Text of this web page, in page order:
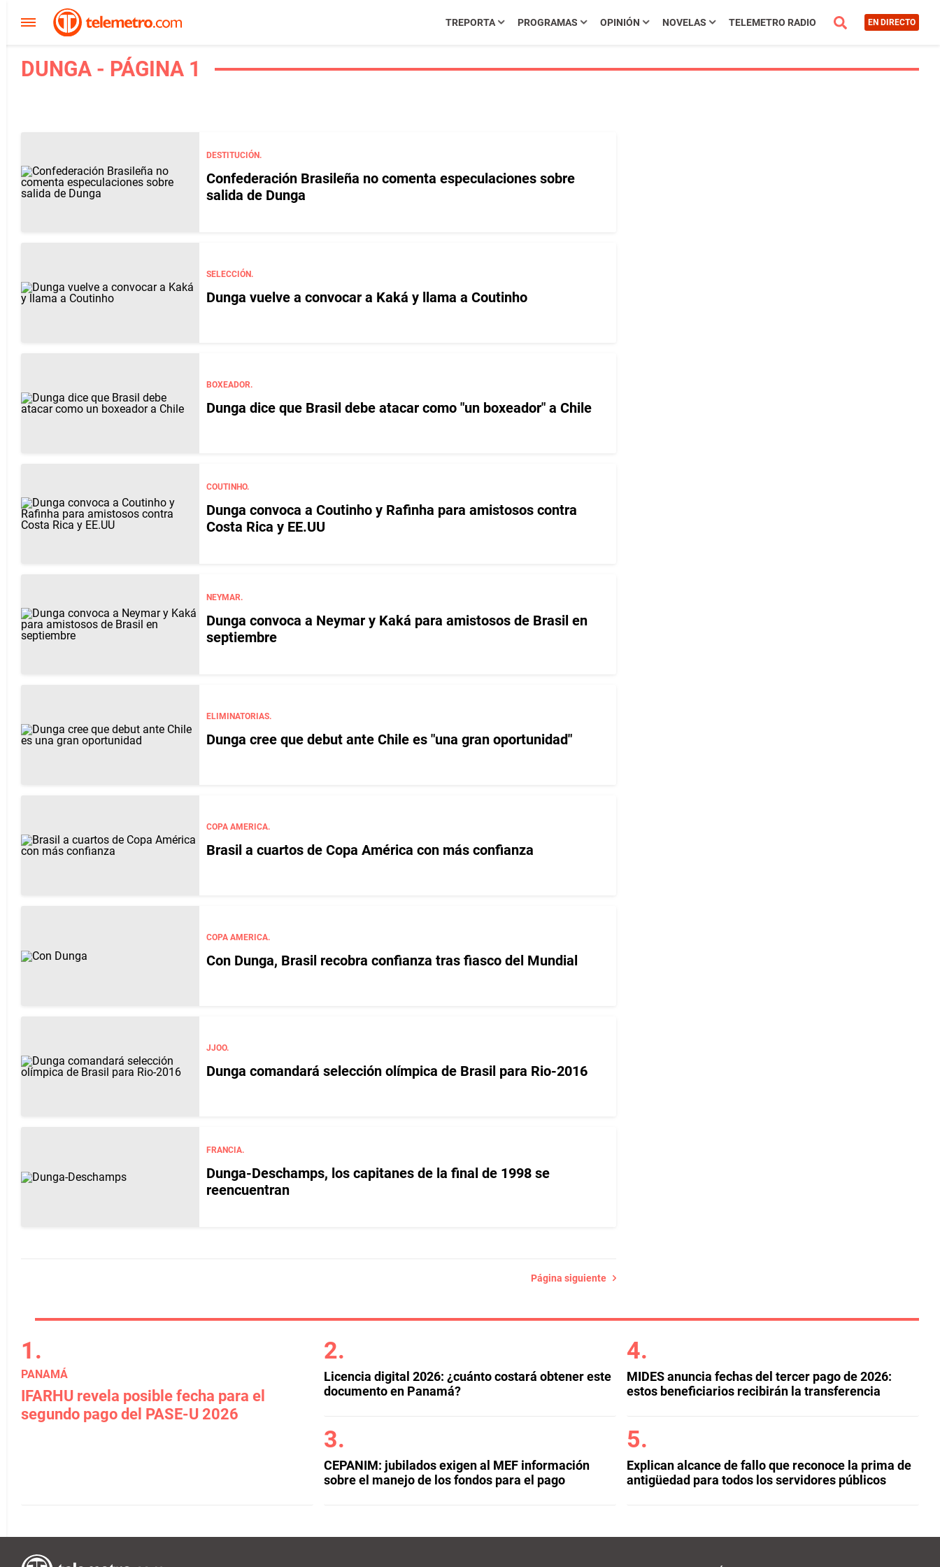
TREPORTA PROGRAMAS OPINIÓN NOVELAS TELEMETRO RADIO EN DIRECTO
DUNGA - PÁGINA 1
DESTITUCIÓN.
Confederación Brasileña no comenta especulaciones sobre
salida de Dunga
SELECCIÓN.
Dunga vuelve a convocar a Kaká y llama a Coutinho
BOXEADOR.
Dunga dice que Brasil debe atacar como "un boxeador" a Chile
COUTINHO.
Dunga convoca a Coutinho y Rafinha para amistosos contra
Costa Rica y EE.UU
NEYMAR.
Dunga convoca a Neymar y Kaká para amistosos de Brasil en
septiembre
ELIMINATORIAS.
Dunga cree que debut ante Chile es "una gran oportunidad"
COPA AMERICA.
Brasil a cuartos de Copa América con más confianza
COPA AMERICA.
Con Dunga, Brasil recobra confianza tras fiasco del Mundial
JJOO.
Dunga comandará selección olímpica de Brasil para Rio-2016
FRANCIA.
Dunga-Deschamps, los capitanes de la final de 1998 se
reencuentran
Página siguiente
PANAMÁ
IFARHU revela posible fecha para el
segundo pago del PASE-U 2026
Licencia digital 2026: ¿cuánto costará obtener este
documento en Panamá?
CEPANIM: jubilados exigen al MEF información
sobre el manejo de los fondos para el pago
MIDES anuncia fechas del tercer pago de 2026:
estos beneficiarios recibirán la transferencia
Explican alcance de fallo que reconoce la prima de
antigüedad para todos los servidores públicos